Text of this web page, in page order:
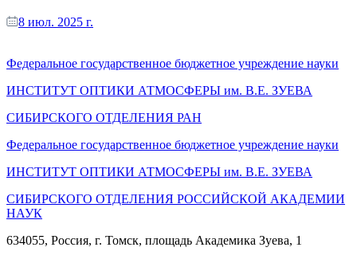
8 июл. 2025 г.
Федеральное государственное бюджетное учреждение науки
ИНСТИТУТ ОПТИКИ АТМОСФЕРЫ им. В.Е. ЗУЕВА
СИБИРСКОГО ОТДЕЛЕНИЯ РАН
Федеральное государственное бюджетное учреждение науки
ИНСТИТУТ ОПТИКИ АТМОСФЕРЫ им. В.Е. ЗУЕВА
СИБИРСКОГО ОТДЕЛЕНИЯ РОССИЙСКОЙ АКАДЕМИИ
НАУК
634055, Россия, г. Томск, площадь Академика Зуева, 1